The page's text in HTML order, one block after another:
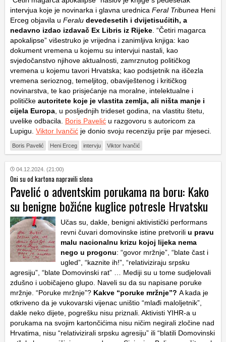
intervjua koje je novinarka i glavna urednica Feral Tribunea Heni
Erceg objavila u Feralu devedesetih i dvijetisućitih, a
nedavno izdao izdavač Ex Libris iz Rijeke. “Četiri magarca
apokalipse” višestruko je vrijedna i zanimljiva knjiga: kao
dokument vremena u kojemu su intervjui nastali, kao
svjedočanstvo njihove aktualnosti, zamrznutog političkog
vremena u kojemu tavori Hrvatska; kao podsjetnik na iščezla
vremena serioznog, temeljitog, obaviještenog i kritičkog
novinarstva, te kao prisjećanje na moralne, intelektualne i
političke autoritete koje je vlastita zemlja, ali ništa manje i
cijela Europa, u posljednjih trideset godina, na vlastitu štetu,
uvelike odbacila. Boris Pavelić u razgovoru s autoricom za
Lupigu. Viktor Ivančić je donio svoju recenziju prije par mjeseci.
Boris Pavelić Heni Erceg intervju Viktor Ivančić
04.12.2024. (21:00)
Oni su od kartona napravili slona
Pavelić o adventskim porukama na boru: Kako
su benigne božićne kuglice potresle Hrvatsku
Učas su, dakle, benigni aktivistički performans
revni čuvari domovinske istine pretvorili u pravu
malu nacionalnu krizu kojoj lijeka nema
nego u progonu: “govor mržnje”, “blate čast i
ugled”, “kaznite ih!”, “relativiziraju srpsku
agresiju”, “blate Domovinski rat” … Mediji su u tome sudjelovali
zdušno i uobičajeno glupo. Naveli su da su napisane poruke
mržnje. “Poruke mržnje”? Kakve “poruke mržnje”? A kada je
otkriveno da je vukovarski vijenac uništio “mlađi maloljetnik”,
dakle neko dijete, pogrešku nisu priznali. Aktivisti YIHR-a u
porukama na svojim kartončićima nisu ničim negirali zločine nad
Hrvatima, nisu “relativizirali srpsku agresiju” ili “blatili Domovinski